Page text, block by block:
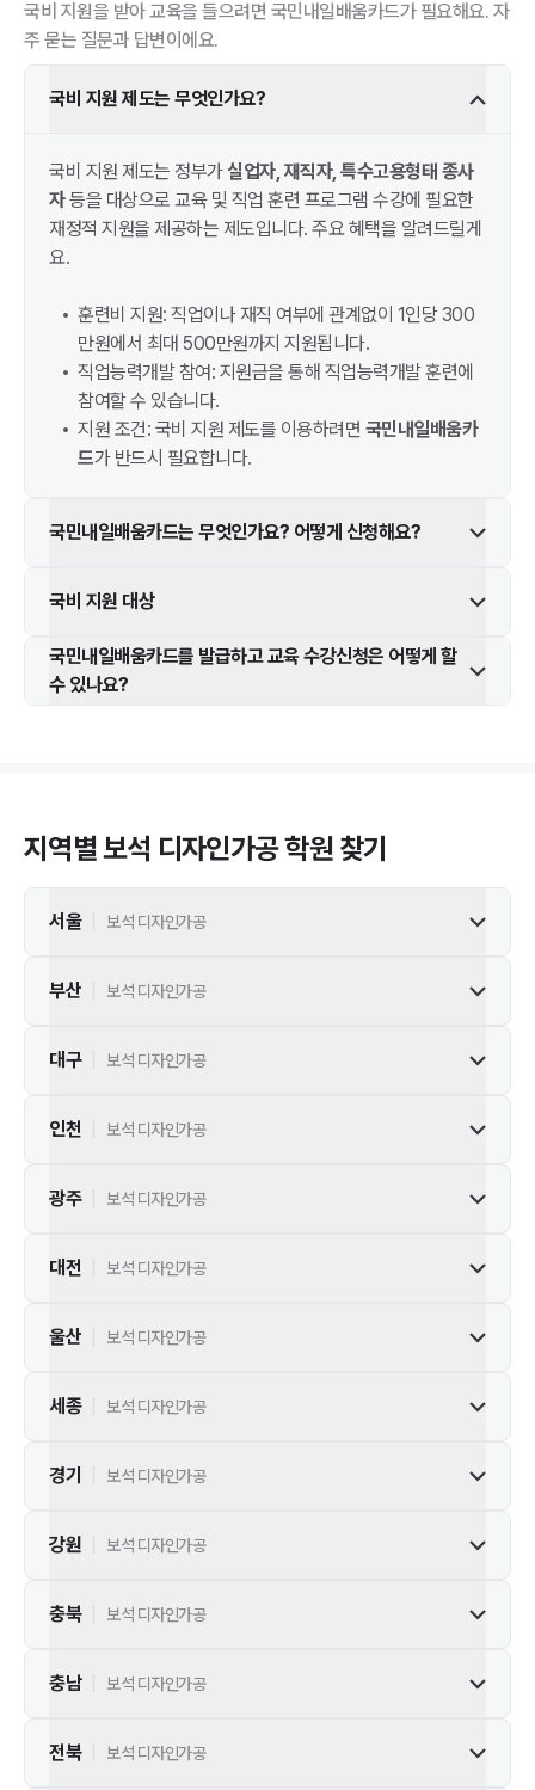
국비 지원을 받아 교육을 들으려면 국민내일배움카드가 필요해요. 자
주 묻는 질문과 답변이에요.
국비 지원 제도는 무엇인가요?
국비 지원 제도는 정부가실업자, 재직자, 특수고용형태 종사
자등을 대상으로 교육 및 직업 훈련 프로그램 수강에 필요한
재정적 지원을 제공하는 제도입니다. 주요 혜택을 알려드릴게
요.
훈련비 지원: 직업이나 재직 여부에 관계없이 1인당 300
만원에서 최대 500만원까지 지원됩니다.
직업능력개발 참여: 지원금을 통해 직업능력개발 훈련에
참여할 수 있습니다.
지원 조건: 국비 지원 제도를 이용하려면 국민내일배움카
드가 반드시 필요합니다.
국민내일배움카드는 무엇인가요? 어떻게 신청해요?
국비 지원 대상
국민내일배움카드를 발급하고 교육 수강신청은 어떻게 할
수 있나요?
지역별보석 디자인가공학원 찾기
서울 보석 디자인가공
부산 보석 디자인가공
대구 보석 디자인가공
인천 보석 디자인가공
광주 보석 디자인가공
대전 보석 디자인가공
울산 보석 디자인가공
세종 보석 디자인가공
경기 보석 디자인가공
강원 보석 디자인가공
충북 보석 디자인가공
충남 보석 디자인가공
전북 보석 디자인가공